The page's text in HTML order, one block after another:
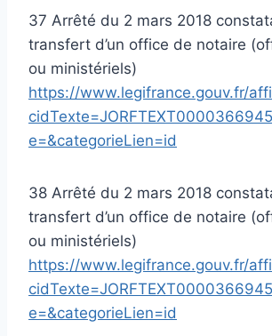
37 Arrêté du 2 mars 2018
transfert d’un office de notaire
ou ministériels)
https://www.legifrance.gouv.fr/
e=&categorieLien=id
38 Arrêté du 2 mars 2018
transfert d’un office de notaire
ou ministériels)
https://www.legifrance.gouv.fr/
e=&categorieLien=id